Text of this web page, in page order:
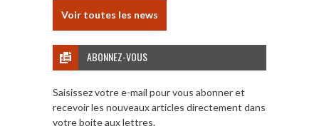
Voir toutes les news
ABONNEZ-VOUS
Saisissez votre e-mail pour vous abonner et
recevoir les nouveaux articles directement dans
votre boite aux lettres.